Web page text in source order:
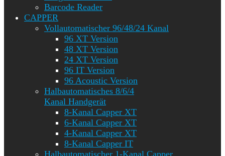
Barcode Reader
CAPPER
Vollautomatischer 96/48/24 Kanal
96 XT Version
48 XT Version
24 XT Version
96 IT Version
96 Acoustic Version
Halbautomatisches 8/6/4
Kanal Handgerät
8-Kanal Capper XT
6-Kanal Capper XT
4-Kanal Capper XT
8-Kanal Capper IT
Halbautomatischer 1-Kanal Capper